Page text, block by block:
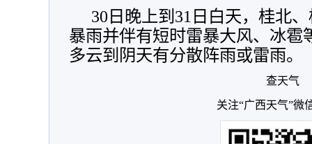
30日晚上到31日白天，桂北
暴雨并伴有短时雷暴大风、冰雹
多云到阴天有分散阵雨或雷雨。
查天气
关注“广西天气”微